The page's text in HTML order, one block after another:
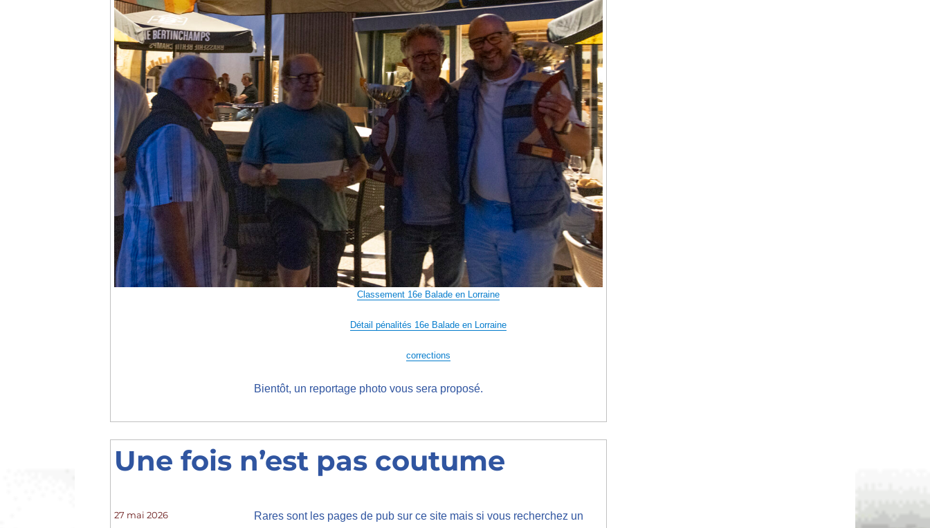
Classement 16e Balade en Lorraine
Détail pénalités 16e Balade en Lorraine
corrections
Bientôt, un reportage photo vous sera proposé.
Une fois n’est pas coutume
Rares sont les pages de pub sur ce site mais si vous recherchez un
Publié
27 mai 2026